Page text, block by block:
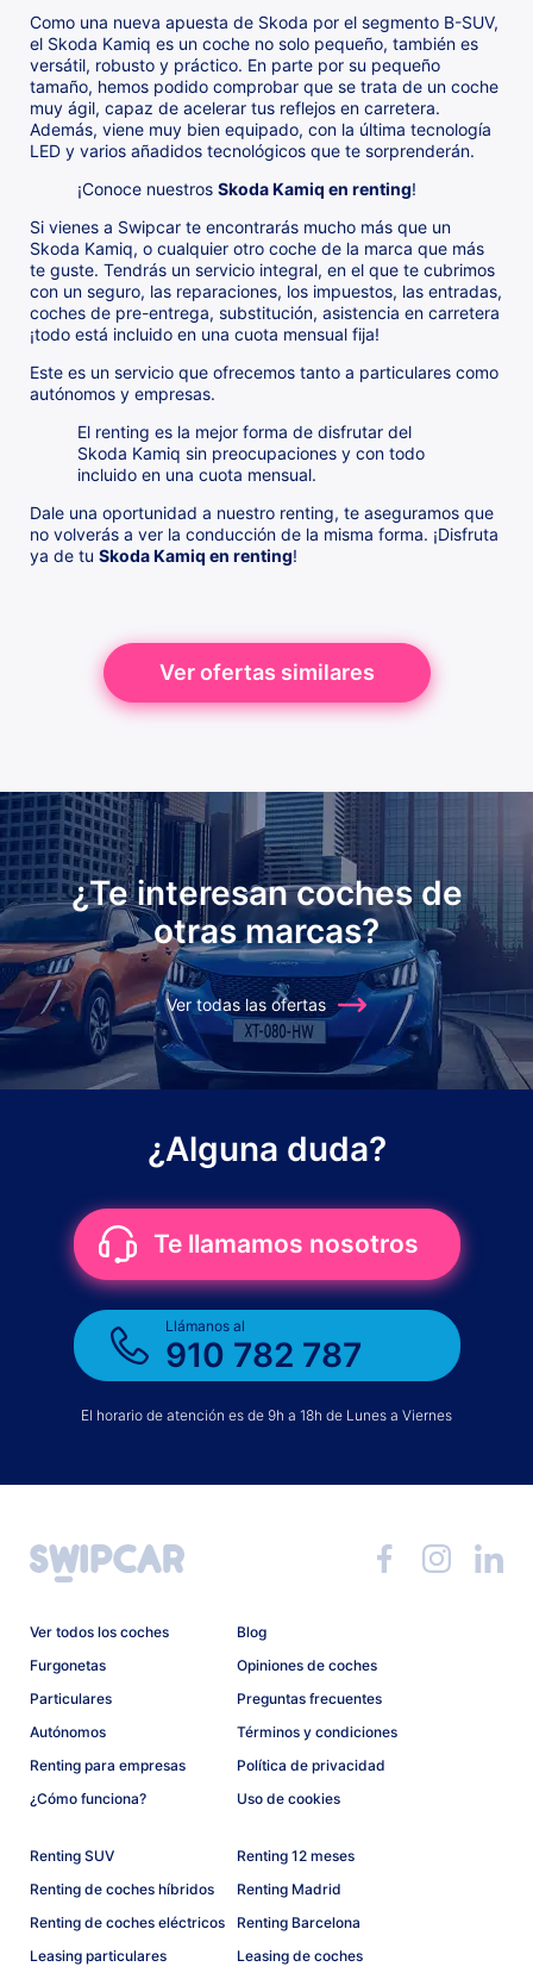
Como una nueva apuesta de Skoda por el segmento B-SUV,
el Skoda Kamiq es un coche no solo pequeño, también es
versátil, robusto y práctico. En parte por su pequeño
tamaño, hemos podido comprobar que se trata de un coche
muy ágil, capaz de acelerar tus reflejos en carretera.
Además, viene muy bien equipado, con la última tecnología
LED y varios añadidos tecnológicos que te sorprenderán.
¡Conoce nuestros Skoda Kamiq en renting!
Si vienes a Swipcar te encontrarás mucho más que un
Skoda Kamiq, o cualquier otro coche de la marca que más
te guste. Tendrás un servicio integral, en el que te cubrimos
con un seguro, las reparaciones, los impuestos, las entradas,
coches de pre-entrega, substitución, asistencia en carretera
¡todo está incluido en una cuota mensual fija!
Este es un servicio que ofrecemos tanto a particulares como
autónomos y empresas.
El renting es la mejor forma de disfrutar del
Skoda Kamiq sin preocupaciones y con todo
incluido en una cuota mensual.
Dale una oportunidad a nuestro renting, te aseguramos que
no volverás a ver la conducción de la misma forma. ¡Disfruta
ya de tu Skoda Kamiq en renting!
Ver ofertas similares
¿Te interesan coches de
otras marcas?
Ver todas las ofertas
¿Alguna duda?
Te llamamos nosotros
Llámanos al
910 782 787
El horario de atención es de 9h a 18h de Lunes a Viernes
Ver todos los coches
Furgonetas
Particulares
Autónomos
Renting para empresas
¿Cómo funciona?
Blog
Opiniones de coches
Preguntas frecuentes
Términos y condiciones
Política de privacidad
Uso de cookies
Renting SUV
Renting de coches híbridos
Renting de coches eléctricos
Leasing particulares
Renting 12 meses
Renting Madrid
Renting Barcelona
Leasing de coches